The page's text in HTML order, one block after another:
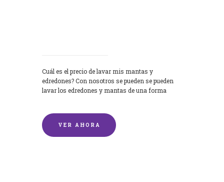
Cuál es el precio de lavar mis mantas y
edredones? Con nosotros se pueden se pueden
lavar los edredones y mantas de una forma
VER AHORA